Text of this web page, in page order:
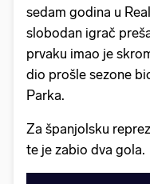
sedam godina u
slobodan igrač
prvaku imao je
dio prošle sezone
Parka.
Za španjolsku
te je zabio dva gola.